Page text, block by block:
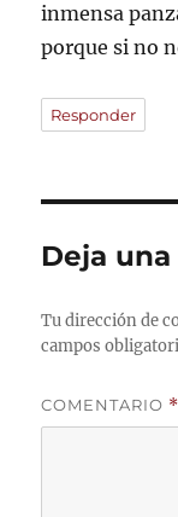
inmensa
porque si no
Responder
Deja
Tu dirección de
campos
COMENTARIO *